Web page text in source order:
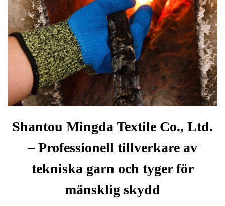
Shantou Mingda Textile Co., Ltd.
– Professionell tillverkare av
tekniska garn och tyger för
mänsklig skydd